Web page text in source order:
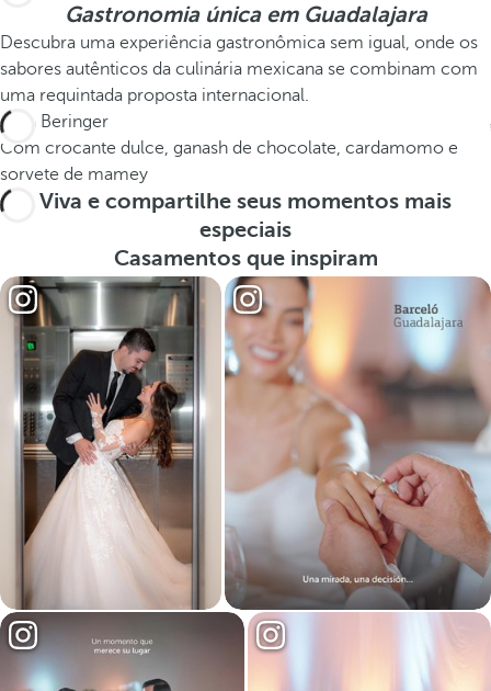
Gastronomia única em Guadalajara
Descubra uma experiência gastronômica sem igual, onde os
sabores autênticos da culinária mexicana se combinam com
uma requintada proposta internacional.
Pêra Beringer
Com crocante dulce, ganash de chocolate, cardamomo e
sorvete de mamey
Viva e compartilhe seus momentos mais
especiais
Casamentos que inspiram